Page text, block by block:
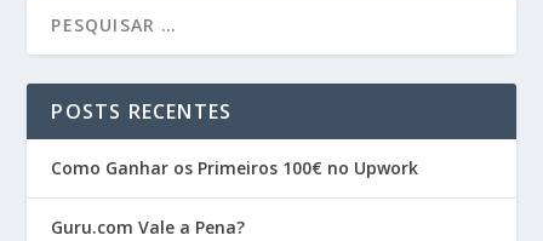
POSTS RECENTES
Como Ganhar os Primeiros 100€ no Upwork
Guru.com Vale a Pena?